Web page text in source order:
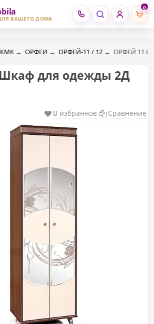
ВАШЕГО ДОМА
0
КМК → ОРФЕИ → ОРФЕЙ-11 / 12 → ОРФЕЙ 11
для одежды 2Д
В избранное Сравнение